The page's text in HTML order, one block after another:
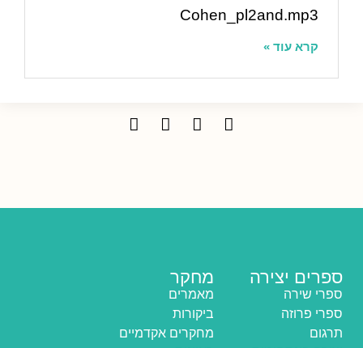
Cohen_pl2and.mp3
קרא עוד »
ספרים יצירה
ספרי שירה
ספרי פרוזה
תרגום
מחקר
מאמרים
ביקורות
מחקרים אקדמיים